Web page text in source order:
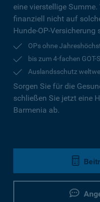
eine vierstellige
finanziell nicht auf
Hunde-OP-Versicherung
OPs ohne
bis zum 4-fachen GOT-
Auslandsschutz
Sorgen Sie für die
schließen Sie jetzt eine
Barmenia ab.